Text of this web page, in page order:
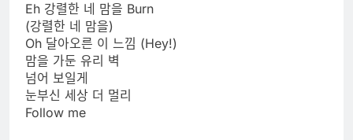
Eh 강렬한 네 맘을 Burn
(강렬한 네 맘을)
Oh 달아오른 이 느낌 (Hey!)
맘을 가둔 유리 벽
넘어 보일게
눈부신 세상 더 멀리
Follow me